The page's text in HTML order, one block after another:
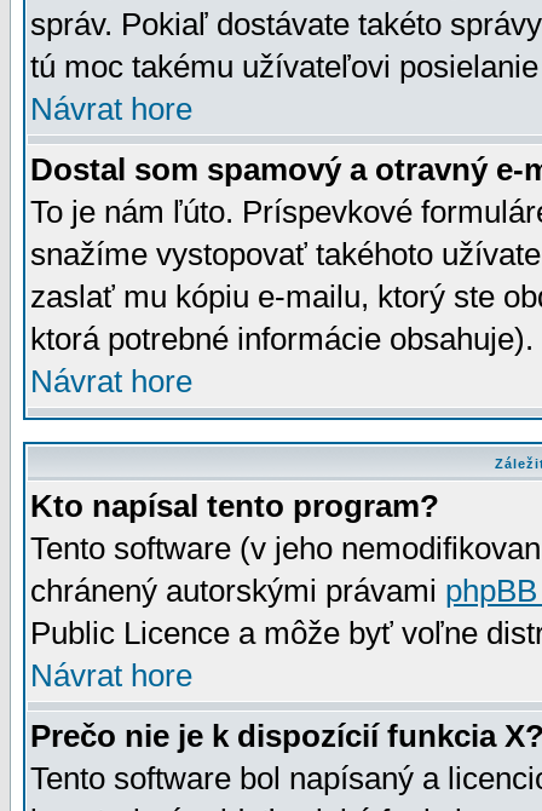
správ. Pokiaľ dostávate takéto
tú moc takému užívateľovi
Návrat hore
Dostal som spamový a otravný e-
To je nám ľúto. Príspevkové
snažíme vystopovať takéhoto
zaslať mu kópiu e-mailu, ktorý ste
ktorá potrebné informácie
Návrat hore
Kto napísal tento program?
Tento software (v jeho
chránený autorskými právami
Public Licence a môže byť voľne
Návrat hore
Prečo nie je k dispozícií funkcia
Tento software bol napísaný a